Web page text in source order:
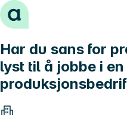
Hopp til innhold
Har du sans for
lyst til å jobbe i